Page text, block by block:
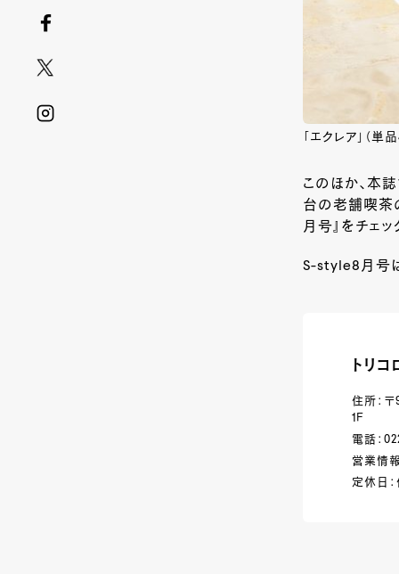
「エクレア」（
このほか、本
台の老舗喫茶
月号』をチェッ
S-style8月号
トリ
住所：
1Ｆ
電話：
営業情報
定休日